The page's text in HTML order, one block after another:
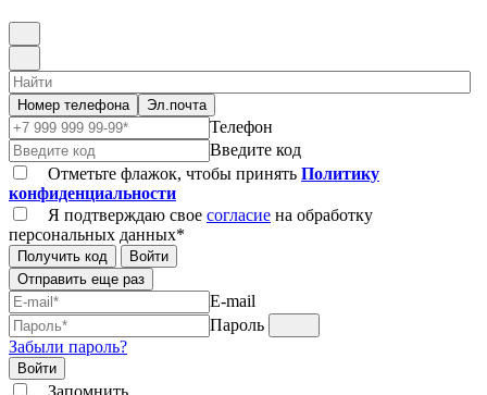
Номер телефона Эл.почта
Телефон
Введите код
Отметьте флажок, чтобы принять Политику
конфиденциальности
Я подтверждаю свое согласие на обработку
персональных данных*
Получить код
Войти
Отправить еще раз
E-mail
Пароль
Забыли пароль?
Войти
Запомнить